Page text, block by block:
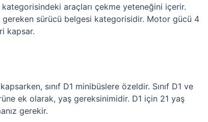
araçları çekme yeteneğini içerir.
gereken sürücü belgesi kategorisidir. Motor gücü 4
kapsar.
sınıf D1 minibüslere özeldir. Sınıf D1 ve
ek olarak, yaş gereksinimidir. D1 için 21 yaş
gerekir.